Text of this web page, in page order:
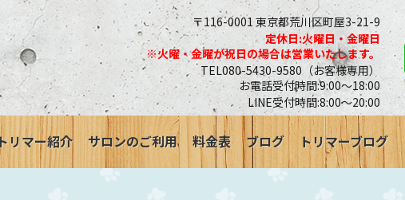
〒116-0001 東京都荒川区町屋3-21-9
定休日:火曜日・金曜日
※火曜・金曜が祝日の場合は営業いたします。
TEL080-5430-9580（お客様専用）
お電話受付時間:9:00～18:00
LINE受付時間:8:00～20:00
リマー紹介 サロンのご利用 料金表 ブログ トリマーブログ